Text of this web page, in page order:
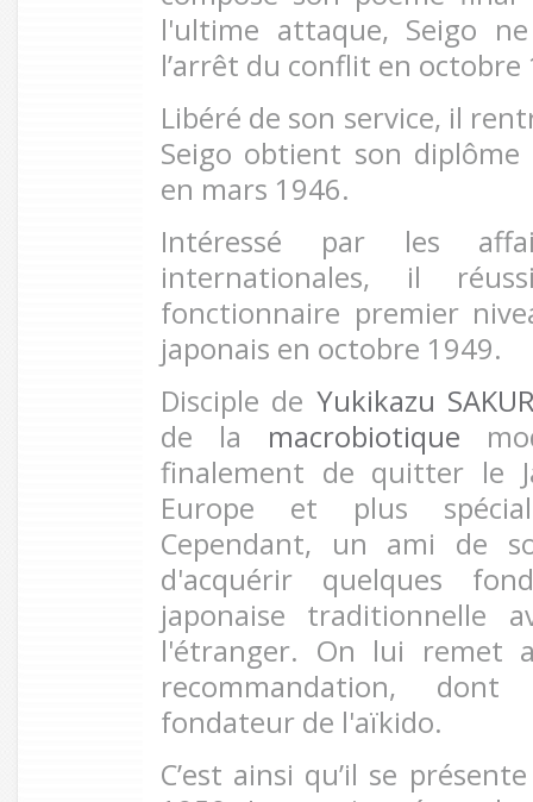
l'ultime attaque, Seigo
l’arrêt du conflit en octobre
Libéré de son service, il
Seigo obtient son
en mars 1946.
Intéressé par les
internationales, il
fonctionnaire premier
japonais en octobre 1949.
Disciple de Yukikazu
de la macrobiotique
finalement de quitter le
Europe et plus
Cependant, un ami de
d'acquérir quelques
japonaise traditionnelle
l'étranger. On lui remet
recommandation,
fondateur de l'aïkido.
C’est ainsi qu’il se